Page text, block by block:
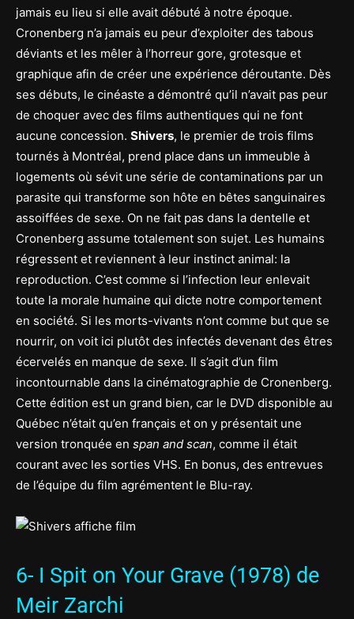
jamais eu lieu si elle avait débuté à notre époque.
Cronenberg n’a jamais eu peur d’exploiter des tabous
déviants et les mêler à l’horreur gore, grotesque et
graphique afin de créer une expérience déroutante. Dès
ses débuts, le cinéaste a démontré qu’il n’avait pas peur
de choquer avec des films authentiques qui ne font
aucune concession. Shivers, le premier de trois films
tournés à Montréal, prend place dans un immeuble à
logements où sévit une série de contaminations par un
parasite qui transforme son hôte en bêtes sanguinaires
assoiffées de sexe. On ne fait pas dans la dentelle et
Cronenberg assume totalement son sujet. Les humains
régressent et reviennent à leur instinct animal: la
reproduction. C’est comme si l’infection leur enlevait
toute la morale humaine qui dicte notre comportement
en société. Si les morts-vivants n’ont comme but que se
nourrir, on voit ici plutôt des infectés devenant des êtres
écervelés en manque de sexe. Il s’agit d’un film
incontournable dans la cinématographie de Cronenberg.
Cette édition est un grand bien, car le DVD disponible au
Québec n’était qu’en français et on y présentait une
version tronquée en span and scan, comme il était
courant avec les sorties VHS. En bonus, des entrevues
de l’équipe du film agrémentent le Blu-ray.
6- I Spit on Your Grave (1978) de
Meir Zarchi